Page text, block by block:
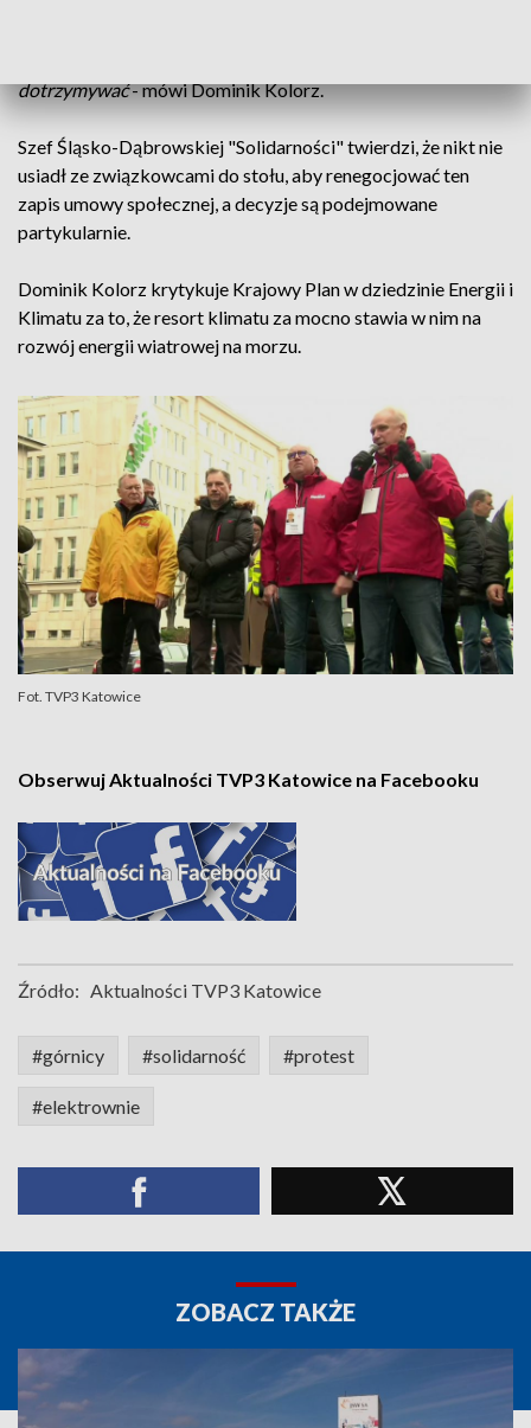
dotrzymywać- mówi Dominik Kolorz.
Szef Śląsko-Dąbrowskiej "Solidarności" twierdzi, że nikt nie
usiadł ze związkowcami do stołu, aby renegocjować ten
zapis umowy społecznej, a decyzje są podejmowane
partykularnie.
Dominik Kolorz krytykuje Krajowy Plan w dziedzinie Energii i
Klimatu za to, że resort klimatu za mocno stawia w nim na
rozwój energii wiatrowej na morzu.
Fot. TVP3 Katowice
Obserwuj Aktualności TVP3 Katowice na Facebooku
Źródło: Aktualności TVP3 Katowice
#górnicy #solidarność #protest
#elektrownie
ZOBACZ TAKŻE